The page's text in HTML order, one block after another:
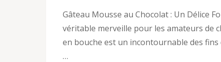
Gâteau Mousse au Chocolat : Un Délice
véritable merveille pour les amateurs de
en bouche est un incontournable des
…